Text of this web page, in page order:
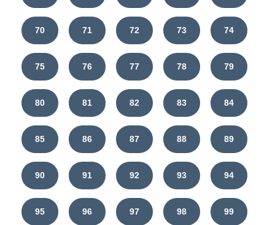
70 71 72 73 74
75 76 77 78 79
80 81 82 83 84
85 86 87 88 89
90 91 92 93 94
95 96 97 98 99